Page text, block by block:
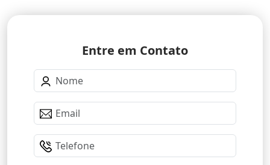
Entre em Contato